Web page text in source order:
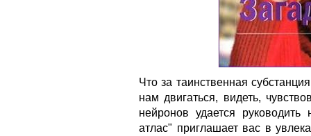
Что за таинственная
нам двигаться, видеть,
нейронов удается
атлас" приглашает вас в